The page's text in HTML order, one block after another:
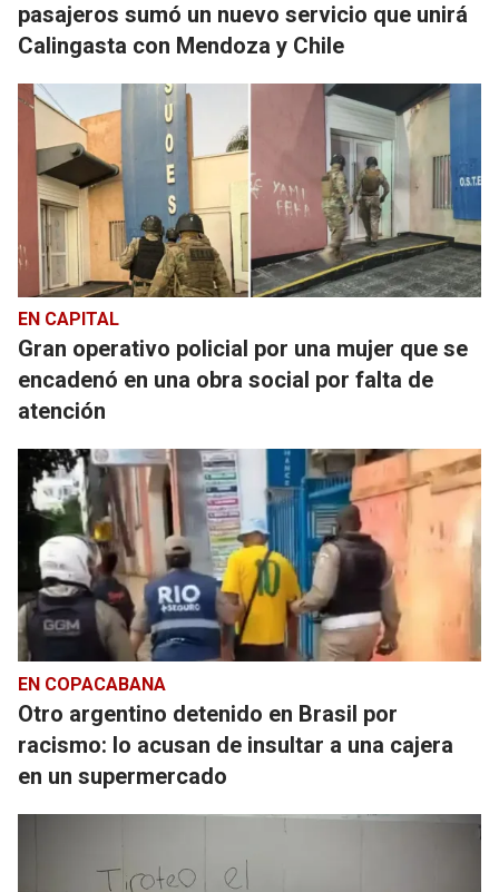
pasajeros sumó un nuevo servicio que unirá
Calingasta con Mendoza y Chile
EN CAPITAL
Gran operativo policial por una mujer que se
encadenó en una obra social por falta de
atención
EN COPACABANA
Otro argentino detenido en Brasil por
racismo: lo acusan de insultar a una cajera
en un supermercado